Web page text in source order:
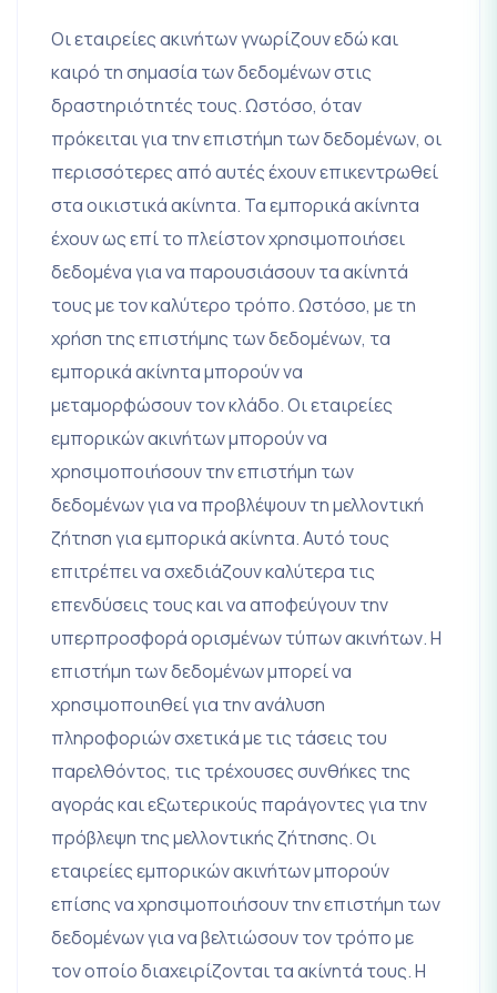
Οι εταιρείες ακινήτων γνωρίζουν εδώ και
καιρό τη σημασία των δεδομένων στις
δραστηριότητές τους. Ωστόσο, όταν
πρόκειται για την επιστήμη των δεδομένων, οι
περισσότερες από αυτές έχουν επικεντρωθεί
στα οικιστικά ακίνητα. Τα εμπορικά ακίνητα
έχουν ως επί το πλείστον χρησιμοποιήσει
δεδομένα για να παρουσιάσουν τα ακίνητά
τους με τον καλύτερο τρόπο. Ωστόσο, με τη
χρήση της επιστήμης των δεδομένων, τα
εμπορικά ακίνητα μπορούν να
μεταμορφώσουν τον κλάδο. Οι εταιρείες
εμπορικών ακινήτων μπορούν να
χρησιμοποιήσουν την επιστήμη των
δεδομένων για να προβλέψουν τη μελλοντική
ζήτηση για εμπορικά ακίνητα. Αυτό τους
επιτρέπει να σχεδιάζουν καλύτερα τις
επενδύσεις τους και να αποφεύγουν την
υπερπροσφορά ορισμένων τύπων ακινήτων. Η
επιστήμη των δεδομένων μπορεί να
χρησιμοποιηθεί για την ανάλυση
πληροφοριών σχετικά με τις τάσεις του
παρελθόντος, τις τρέχουσες συνθήκες της
αγοράς και εξωτερικούς παράγοντες για την
πρόβλεψη της μελλοντικής ζήτησης. Οι
εταιρείες εμπορικών ακινήτων μπορούν
επίσης να χρησιμοποιήσουν την επιστήμη των
δεδομένων για να βελτιώσουν τον τρόπο με
τον οποίο διαχειρίζονται τα ακίνητά τους. Η